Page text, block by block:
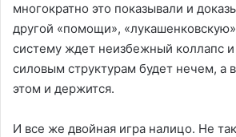
многократно это показывали и
другой «помощи»,
систему ждет неизбежный коллапс и
силовым структурам будет нечем, а
этом и держится.
И все же двойная игра налицо. Не